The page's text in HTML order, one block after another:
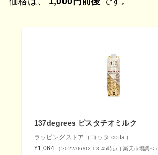
137degrees ピスタチオミルク
ラッピングストア（コッタ cotta）
¥1,064
（2022/06/02 13:45時点 | 楽天市場調べ）